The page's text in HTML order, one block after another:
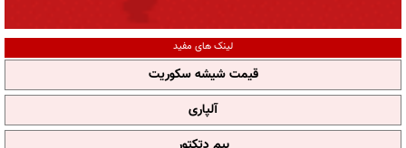
لینک های مفید
قیمت شیشه سکوریت
آلپاری